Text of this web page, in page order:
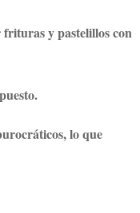
y pastelillos con
lo que